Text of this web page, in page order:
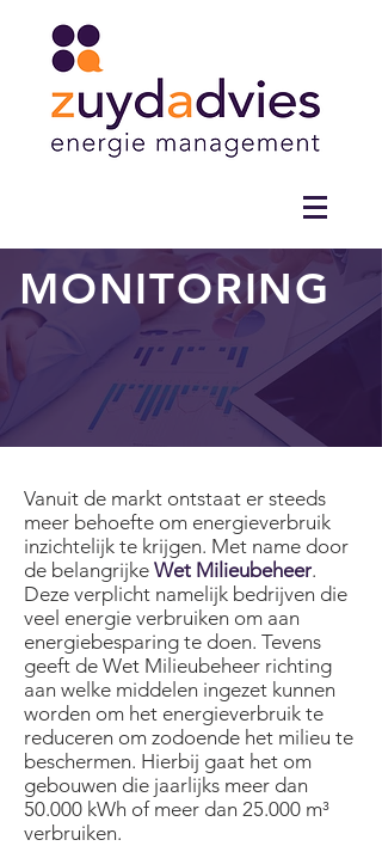
MONITORING
Vanuit de markt ontstaat er steeds
meer behoefte om energieverbruik
inzichtelijk te krijgen. Met name door
de belangrijke Wet Milieubeheer.
Deze verplicht namelijk bedrijven die
veel energie verbruiken om aan
energiebesparing te doen. Tevens
geeft de Wet Milieubeheer richting
aan welke middelen ingezet kunnen
worden om het energieverbruik te
reduceren om zodoende het milieu te
beschermen. Hierbij gaat het om
gebouwen die jaarlijks meer dan
50.000 kWh of meer dan 25.000 m³
verbruiken.